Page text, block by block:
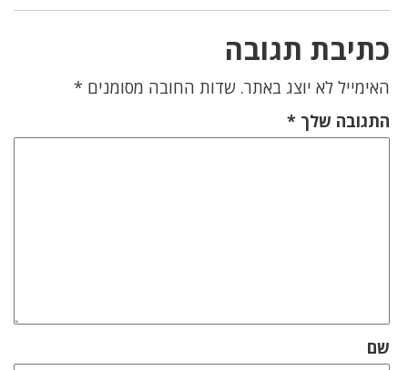
כתיבת תגובה
האימייל לא יוצג באתר. שדות החובה מסומנים *
התגובה שלך *
שם